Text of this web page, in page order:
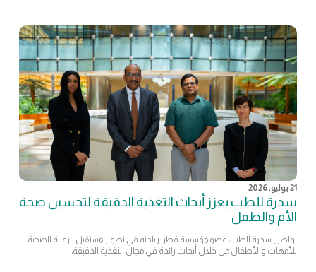
21 يوليو, 2026
سدرة للطب يعزز أبحاث التغذية الدقيقة لتحسين صحة
الأم والطفل
يواصل سدرة للطب، عضو مؤسسة قطر، ريادته في تطوير مستقبل الرعاية الصحية
للأمهات والأطفال من خلال أبحاث رائدة في مجال التغذية الدقيقة،